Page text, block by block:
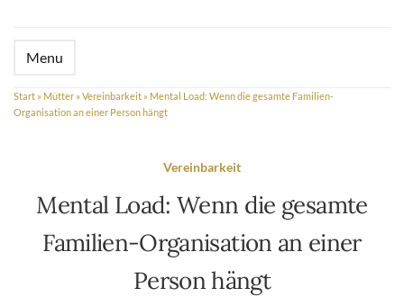
Menu
Start » Mütter » Vereinbarkeit » Mental Load: Wenn die gesamte Familien-
Organisation an einer Person hängt
Vereinbarkeit
Mental Load: Wenn die gesamte
Familien-Organisation an einer
Person hängt